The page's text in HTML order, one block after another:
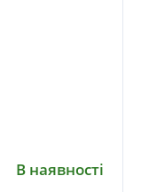
В наявності